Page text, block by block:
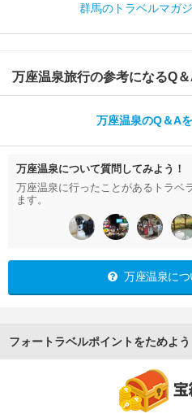
群馬のトラベルマガ
万座温泉旅行の参考になるQ
万座温泉のQ＆A
万座温泉について質問してみよう！
万座温泉に行ったことがあるトラベ
ます。
万座温泉に
フォートラベルポイントをためよう